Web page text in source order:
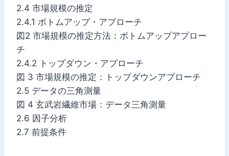
2.4 市場規模の推定
2.4.1 ボトムアップ・アプローチ
図2 市場規模の推定方法：ボトムアップアプロー
チ
2.4.2 トップダウン・アプローチ
図 3 市場規模の推定：トップダウンアプローチ
2.5 データの三角測量
図 4 玄武岩繊維市場：データ三角測量
2.6 因子分析
2.7 前提条件